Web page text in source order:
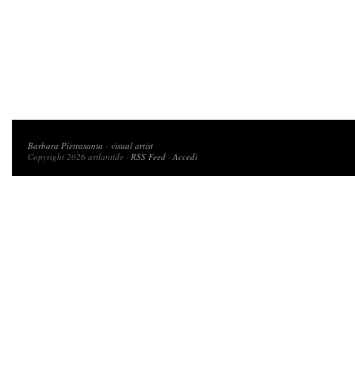
Barbara Pietrasanta - visual artist
Copyright 2026 artlantide · RSS Feed ·Accedi